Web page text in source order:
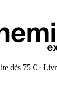
dès 75 € ·